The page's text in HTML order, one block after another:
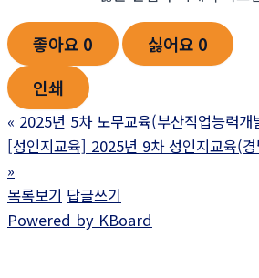
좋아요 0 싫어요 0
인쇄
« 2025년 5차 노무교육(부산직업능력개
[성인지교육] 2025년 9차 성인지교육(
»
목록보기 답글쓰기
Powered by KBoard